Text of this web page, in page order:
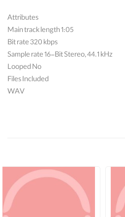
Attributes
Main track length 1:05
Bit rate 320 kbps
Sample rate 16-Bit Stereo, 44.1 kHz
Looped No
Files Included
WAV